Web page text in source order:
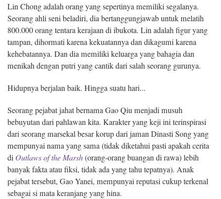
Lin Chong adalah orang yang sepertinya memiliki segalanya.
Seorang ahli seni beladiri, dia bertanggungjawab untuk melatih
800.000 orang tentara kerajaan di ibukota. Lin adalah figur yang
tampan, dihormati karena kekuatannya dan dikagumi karena
kehebatannya. Dan dia memiliki keluarga yang bahagia dan
menikah dengan putri yang cantik dari salah seorang gurunya.
Hidupnya berjalan baik. Hingga suatu hari...
Seorang pejabat jahat bernama Gao Qiu menjadi musuh
bebuyutan dari pahlawan kita. Karakter yang keji ini terinspirasi
dari seorang marsekal besar korup dari jaman Dinasti Song yang
mempunyai nama yang sama (tidak diketahui pasti apakah cerita
di Outlaws of the Marsh(orang-orang buangan di rawa) lebih
banyak fakta atau fiksi, tidak ada yang tahu tepatnya). Anak
pejabat tersebut, Gao Yanei, mempunyai reputasi cukup terkenal
sebagai si mata keranjang yang hina.